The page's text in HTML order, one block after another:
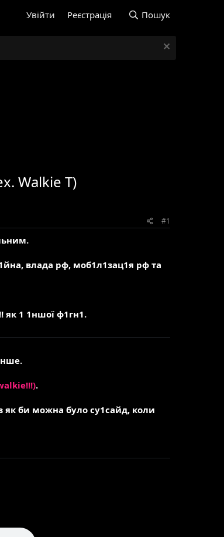
Увійти Реєстрація Пошук
Walkie T)
#1
влада рф, моб1л1зац1я рф та
як 1 1ншої ф1гн1.
.
як би можна було су1сайд, коли